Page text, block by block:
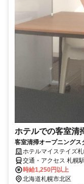
ホテルでの客室清
客室清掃オープニングス
ホテルマイステイズ
交通・アクセス 札幌
時給1,250円以上
北海道札幌市北区